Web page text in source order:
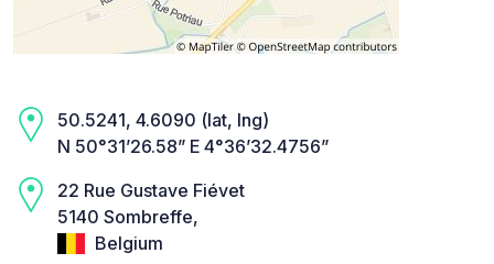
50.5241, 4.6090 (lat, lng)
N 50°31’26.58” E 4°36’32.4756”
22 Rue Gustave Fiévet
5140 Sombreffe,
Belgium